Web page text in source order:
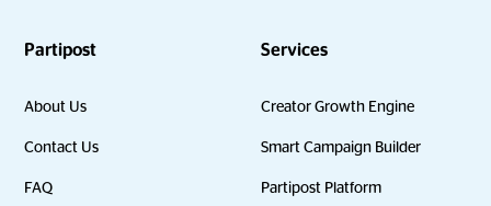
Partipost
About Us
Contact Us
FAQ
Services
Creator Growth Engine
Smart Campaign Builder
Partipost Platform